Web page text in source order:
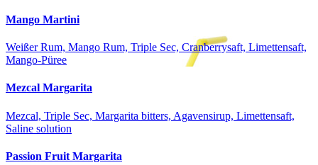
Mango Martini
Weißer Rum, Mango Rum, Triple Sec, Cranberrysaft, Limettensaft,
Mango-Püree
Mezcal Margarita
Mezcal, Triple Sec, Margarita bitters, Agavensirup, Limettensaft,
Saline solution
Passion Fruit Margarita